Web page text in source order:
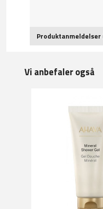
Produktanmeldelser
Vi anbefaler også